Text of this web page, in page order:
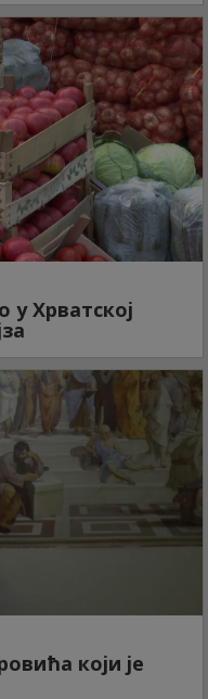
у Хрватској
који је